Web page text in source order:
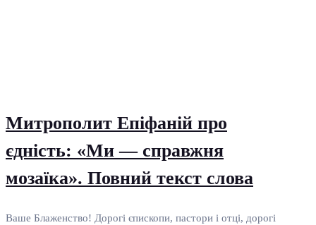
Митрополит Епіфаній про
єдність: «Ми — справжня
мозаїка». Повний текст слова
Ваше Блаженство! Дорогі єпископи, пастори і отці, дорогі